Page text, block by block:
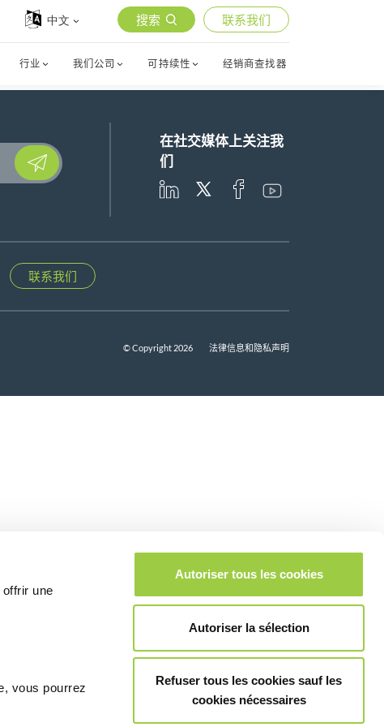
une
vous pourrez
Autoriser tous les cookies
Autoriser la sélection
Refuser tous les cookies sauf les
cookies nécessaires
中文 搜索 联系我们
行业 我们公司 可持续性 经销商查找器
Please leave this field empty.
在社交媒体上关注我
们
联系我们
© Copyright 2026 法律信息和隐私声明